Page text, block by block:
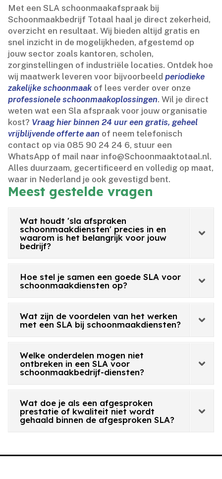
Met een SLA schoonmaakafspraak bij
Schoonmaakbedrijf Totaal haal je direct zekerheid,
overzicht en resultaat.​ Wij bieden altijd gratis en
snel inzicht in de mogelijkheden, afgestemd op
jouw sector zoals kantoren, scholen,
zorginstellingen of industriële locaties.​ Ontdek hoe
wij maatwerk leveren voor bijvoorbeeldperiodieke
zakelijke schoonmaakof lees verder over onze
professionele schoonmaakoplossingen.​ Wil je direct
weten wat een Sla afspraak voor jouw organisatie
kost? Vraag hier binnen 24 uur een gratis, geheel
vrijblijvende offerte aan of neem telefonisch
contact op via 085 90 24 24 6, stuur een
WhatsApp of mail naar info@Schoonmaaktotaal.​nl.​
Alles duurzaam, gecertificeerd en volledig op maat,
waar in Nederland je ook gevestigd bent.​
Meest gestelde vragen
Wat houdt 'sla afspraken
schoonmaakdiensten' precies in en
waarom is het belangrijk voor jouw
bedrijf?
Hoe stel je samen een goede SLA voor
schoonmaakdiensten op?
Wat zijn de voordelen van het werken
met een SLA bij schoonmaakdiensten?
Welke onderdelen mogen niet
ontbreken in een SLA voor
schoonmaakbedrijf-diensten?
Wat doe je als een afgesproken
prestatie of kwaliteit niet wordt
gehaald binnen de afgesproken SLA?